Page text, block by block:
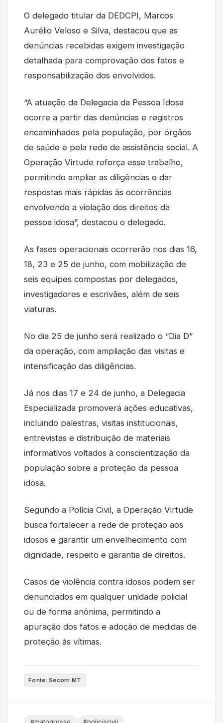
O delegado titular da DEDCPI, Marcos
Aurélio Veloso e Silva, destacou que as
denúncias recebidas exigem investigação
detalhada para comprovação dos fatos e
responsabilização dos envolvidos.
“A atuação da Delegacia da Pessoa Idosa
ocorre a partir das denúncias e registros
encaminhados pela população, por órgãos
de saúde e pela rede de assistência social. A
Operação Virtude reforça esse trabalho,
permitindo ampliar as diligências e dar
respostas mais rápidas às ocorrências
envolvendo a violação dos direitos da
pessoa idosa”, destacou o delegado.
As fases operacionais ocorrerão nos dias 16,
18, 23 e 25 de junho, com mobilização de
seis equipes compostas por delegados,
investigadores e escrivães, além de seis
viaturas.
No dia 25 de junho será realizado o “Dia D”
da operação, com ampliação das visitas e
intensificação das diligências.
Já nos dias 17 e 24 de junho, a Delegacia
Especializada promoverá ações educativas,
incluindo palestras, visitas institucionais,
entrevistas e distribuição de materiais
informativos voltados à conscientização da
população sobre a proteção da pessoa
idosa.
Segundo a Polícia Civil, a Operação Virtude
busca fortalecer a rede de proteção aos
idosos e garantir um envelhecimento com
dignidade, respeito e garantia de direitos.
Casos de violência contra idosos podem ser
denunciados em qualquer unidade policial
ou de forma anônima, permitindo a
apuração dos fatos e adoção de medidas de
proteção às vítimas.
Fonte: Secom MT